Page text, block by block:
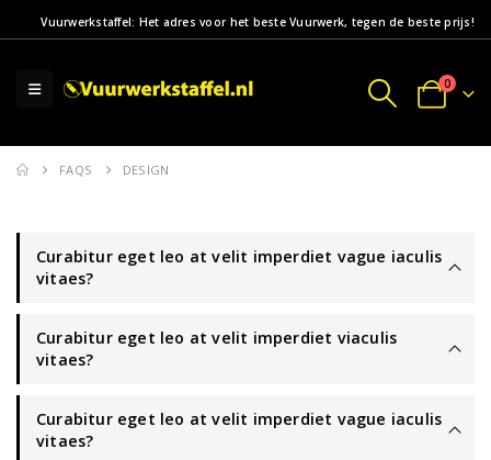
Vuurwerkstaffel: Het adres voor het beste Vuurwerk, tegen de beste prijs!
0
FAQS DESIGN
Curabitur eget leo at velit imperdiet vague iaculis
vitaes?
Curabitur eget leo at velit imperdiet viaculis
vitaes?
Curabitur eget leo at velit imperdiet vague iaculis
vitaes?